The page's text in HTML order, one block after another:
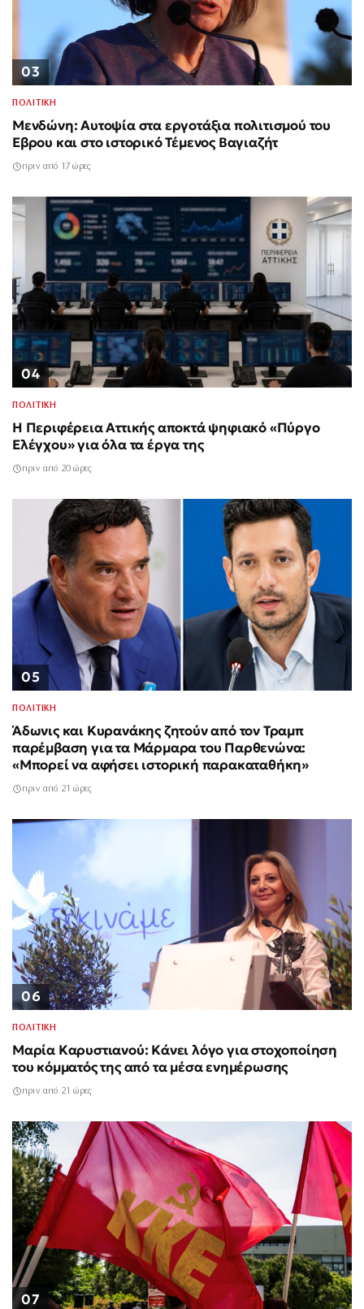
03
ΠΟΛΙΤΙΚΗ
Μενδώνη: Αυτοψία στα εργοτάξια πολιτισμού του
Έβρου και στο ιστορικό Τέμενος Βαγιαζήτ
πριν από 17 ώρες
04
ΠΟΛΙΤΙΚΗ
Η Περιφέρεια Αττικής αποκτά ψηφιακό «Πύργο
Ελέγχου» για όλα τα έργα της
πριν από 20 ώρες
05
ΠΟΛΙΤΙΚΗ
Άδωνις και Κυρανάκης ζητούν από τον Τραμπ
παρέμβαση για τα Μάρμαρα του Παρθενώνα:
«Μπορεί να αφήσει ιστορική παρακαταθήκη»
πριν από 21 ώρες
06
ΠΟΛΙΤΙΚΗ
Μαρία Καρυστιανού: Κάνει λόγο για στοχοποίηση
του κόμματός της από τα μέσα ενημέρωσης
πριν από 21 ώρες
07